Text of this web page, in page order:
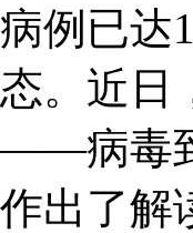
病例已达
态。近日
——病毒
作出了解